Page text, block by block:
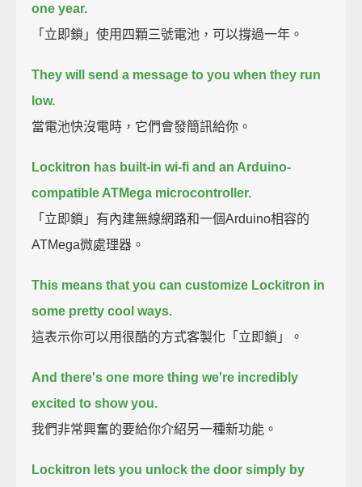
one year.
「立即鎖」使用四顆三號電池，可以撐過一年。
They will send a message to you when they run
low.
當電池快沒電時，它們會發簡訊給你。
Lockitron has built-in wi-fi and an Arduino-
compatible ATMega microcontroller.
「立即鎖」有內建無線網路和一個Arduino相容的
ATMega微處理器。
This means that you can customize Lockitron in
some pretty cool ways.
這表示你可以用很酷的方式客製化「立即鎖」。
And there's one more thing we're incredibly
excited to show you.
我們非常興奮的要給你介紹另一種新功能。
Lockitron lets you unlock the door simply by